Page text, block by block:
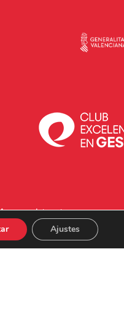
Acceso a Intranet
Ajustes